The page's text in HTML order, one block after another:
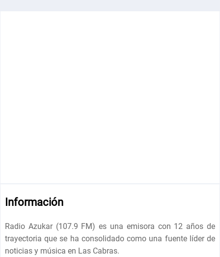
Información
Radio Azukar (107.9 FM) es una emisora ​​con 12 años de
trayectoria que se ha consolidado como una fuente líder de
noticias y música en Las Cabras.